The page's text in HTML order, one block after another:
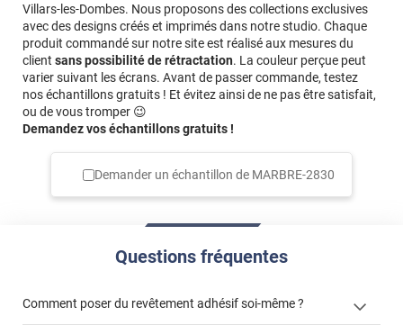
Villars-les-Dombes. Nous proposons des collections exclusives
avec des designs créés et imprimés dans notre studio. Chaque
produit commandé sur notre site est réalisé aux mesures du
client sans possibilité de rétractation. La couleur perçue peut
varier suivant les écrans. Avant de passer commande, testez
nos échantillons gratuits ! Et évitez ainsi de ne pas être satisfait,
ou de vous tromper 😉
Demandez vos échantillons gratuits !
Demander un échantillon de MARBRE-2830
Questions fréquentes
Comment poser du revêtement adhésif soi-même ?